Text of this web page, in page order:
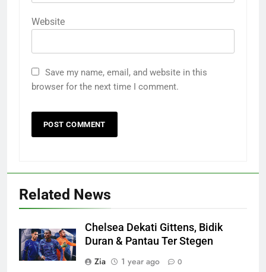
Website
Save my name, email, and website in this
browser for the next time I comment.
Related News
Chelsea Dekati Gittens, Bidik
Duran & Pantau Ter Stegen
Zia
1 year ago 0